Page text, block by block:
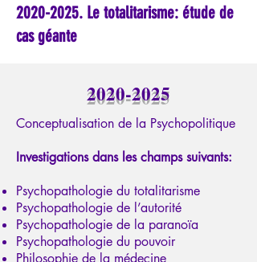
2020-2025. Le totalitarisme: étude de
cas géante
2020-2025
Conceptualisation de la Psychopolitique
Investigations dans les champs suivants:
Psychopathologie du totalitarisme
Psychopathologie de l’autorité
Psychopathologie de la paranoïa
Psychopathologie du pouvoir
Philosophie de la médecine